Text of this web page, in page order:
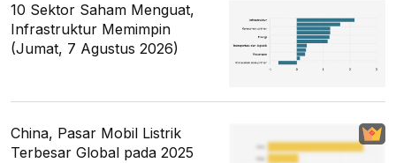
10 Sektor Saham Menguat,
Infrastruktur Memimpin
(Jumat, 7 Agustus 2026)
China, Pasar Mobil Listrik
Terbesar Global pada 2025